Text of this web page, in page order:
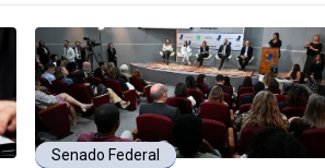
Senado Federal